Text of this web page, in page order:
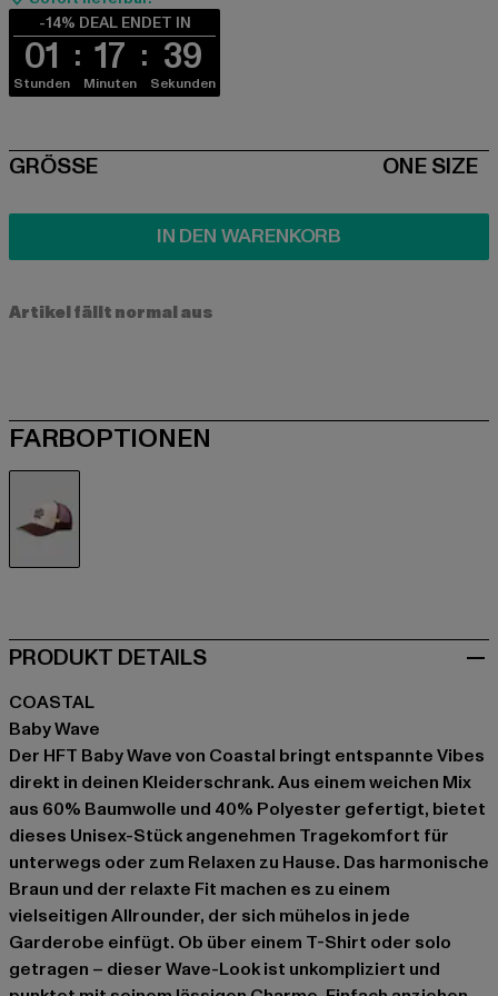
-14% DEAL ENDET IN
01
Stunden
17
Minuten
38
Sekunden
SIZE
GRÖSSE ONE SIZE
IN DEN WARENKORB
Artikel fällt normal aus
FARBOPTIONEN
PRODUKT DETAILS
COASTAL
Baby Wave
Der HFT Baby Wave von Coastal bringt entspannte Vibes
direkt in deinen Kleiderschrank. Aus einem weichen Mix
aus 60% Baumwolle und 40% Polyester gefertigt, bietet
dieses Unisex-Stück angenehmen Tragekomfort für
unterwegs oder zum Relaxen zu Hause. Das harmonische
Braun und der relaxte Fit machen es zu einem
vielseitigen Allrounder, der sich mühelos in jede
Garderobe einfügt. Ob über einem T-Shirt oder solo
getragen – dieser Wave-Look ist unkompliziert und